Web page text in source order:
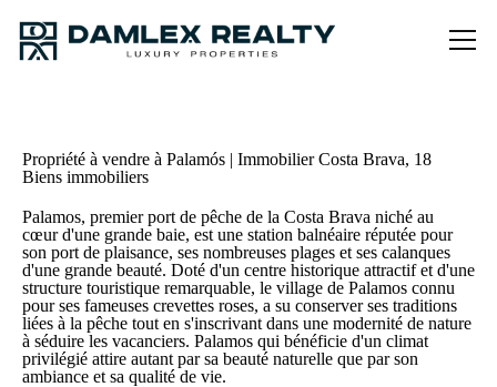
Propriété à vendre à Palamós | Immobilier Costa Brava, 18
Biens immobiliers
Palamos, premier port de pêche de la Costa Brava niché au
cœur d'une grande baie, est une station balnéaire réputée pour
son port de plaisance, ses nombreuses plages et ses calanques
d'une grande beauté. Doté d'un centre historique attractif et d'une
structure touristique remarquable, le village de Palamos connu
pour ses fameuses crevettes roses, a su conserver ses traditions
liées à la pêche tout en s'inscrivant dans une modernité de nature
à séduire les vacanciers. Palamos qui bénéficie d'un climat
privilégié attire autant par sa beauté naturelle que par son
ambiance et sa qualité de vie.